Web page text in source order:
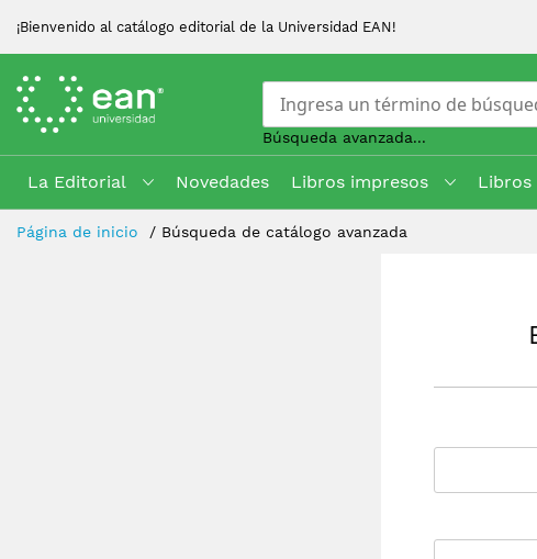
¡Bienvenido al catálogo editorial de la Universidad EAN!
Búsqueda avanzada...
La Editorial Novedades Libros impresos
Skip
Página de inicio Búsqueda de catálogo avanzada